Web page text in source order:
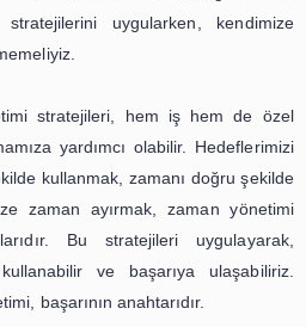
gün, yapılması gereken
kalırız ve zamanımızı en
da büyük bir rol oynar. Verimli
özel hayatımızda başarıya
nedenle, zaman yönetimi
oldukça önemlidir.
belirlenmesi oldukça önemlidir.